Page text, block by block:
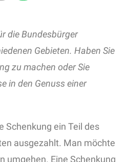
die Bundesbürger
Gebieten. Haben Sie
zu machen oder Sie
in den Genuss einer
Schenkung ein Teil des
ausgezahlt. Man möchte
umgehen. Eine Schenkung